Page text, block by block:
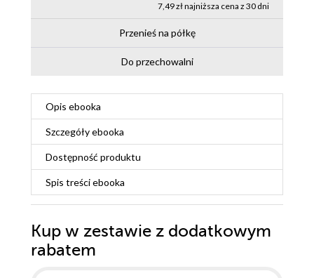
7,49 zł najniższa cena z 30 dni
Przenieś na półkę
Do przechowalni
Opis ebooka
Szczegółyebooka
Dostępność produktu
Spis treściebooka
Kup w zestawie z dodatkowym
rabatem